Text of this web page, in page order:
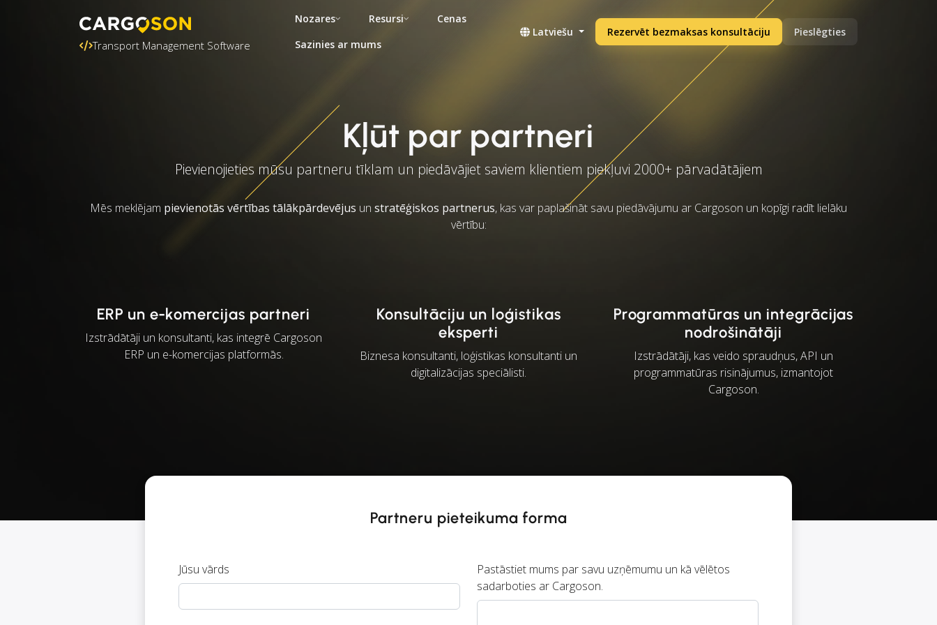
Transport Management Software
Nozares Resursi
Cenas
Sazinies ar mums
Latviešu Rezervēt bezmaksas konsultāciju Pieslēgties
Kļūt par partneri
Pievienojieties mūsu partneru tīklam un piedāvājiet saviem klientiem piekļuvi 2000+ pārvadātājiem
Mēs meklējam pievienotās vērtības tālākpārdevējus un stratēģiskos partnerus, kas var paplašināt savu piedāvājumu ar Cargoson un kopīgi radīt lielāku
vērtību:
ERP un e-komercijas partneri
Izstrādātāji un konsultanti, kas integrē Cargoson
ERP un e-komercijas platformās.
Konsultāciju un loģistikas
eksperti
Biznesa konsultanti, loģistikas konsultanti un
digitalizācijas speciālisti.
Programmatūras un integrācijas
nodrošinātāji
Izstrādātāji, kas veido spraudņus, API un
programmatūras risinājumus, izmantojot
Cargoson.
Partneru pieteikuma forma
Jūsu vārds
Pastāstiet mums par savu uzņēmumu un kā vēlētos
sadarboties ar Cargoson.